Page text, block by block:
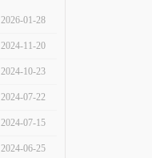
2026-01-28
2024-11-20
2024-10-23
2024-07-22
2024-07-15
2024-06-25